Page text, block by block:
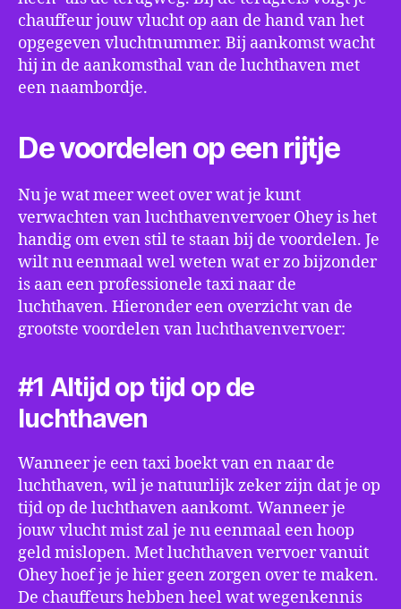
chauffeur jouw vlucht op aan de hand van het
opgegeven vluchtnummer. Bij aankomst wacht
hij in de aankomsthal van de luchthaven met
een naambordje.
De voordelen op een rijtje
Nu je wat meer weet over wat je kunt
verwachten van luchthavenvervoer Ohey is het
handig om even stil te staan bij de voordelen. Je
wilt nu eenmaal wel weten wat er zo bijzonder
is aan een professionele taxi naar de
luchthaven. Hieronder een overzicht van de
grootste voordelen van luchthavenvervoer:
#1 Altijd op tijd op de
luchthaven
Wanneer je een taxi boekt van en naar de
luchthaven, wil je natuurlijk zeker zijn dat je op
tijd op de luchthaven aankomt. Wanneer je
jouw vlucht mist zal je nu eenmaal een hoop
geld mislopen. Met luchthaven vervoer vanuit
Ohey hoef je je hier geen zorgen over te maken.
De chauffeurs hebben heel wat wegenkennis